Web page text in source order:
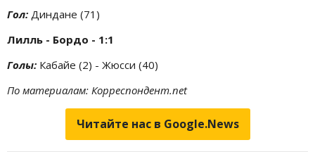
Гол: Диндане (71)
Лилль - Бордо - 1:1
Голы: Кабайе (2) - Жюсси (40)
По материалам: Корреспондент.net
Читайте нас в Google.News